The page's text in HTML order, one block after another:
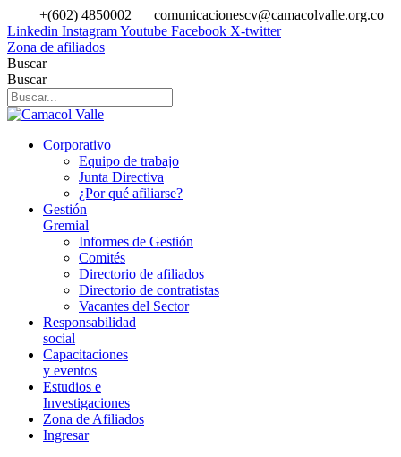
al
contenido
+(602) 4850002
comunicacionescv@camacolvalle.org.co
Linkedin InstagramYoutube Facebook X-twitter
Zona de afiliados
Buscar
Buscar
Corporativo
Equipo de trabajo
Junta Directiva
¿Por qué afiliarse?
Gestión
Gremial
Informes de Gestión
Comités
Directorio de afiliados
Directorio de contratistas
Vacantes del Sector
Responsabilidad
social
Capacitaciones
y eventos
Estudios e
Investigaciones
Zona de Afiliados
Ingresar